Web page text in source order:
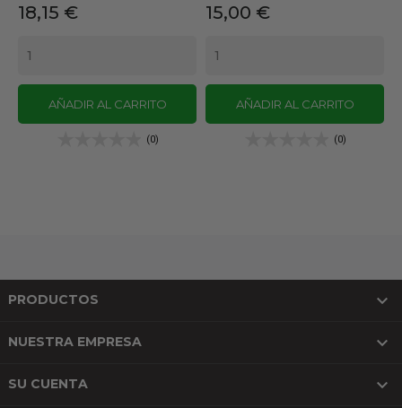
Precio
18,15 €
AÑADIR AL CARRITO
(0)
Precio
15,00 €
AÑADIR AL CARRITO
(0)
PRODUCTOS 
NUESTRA EMPRESA 
SU CUENTA 